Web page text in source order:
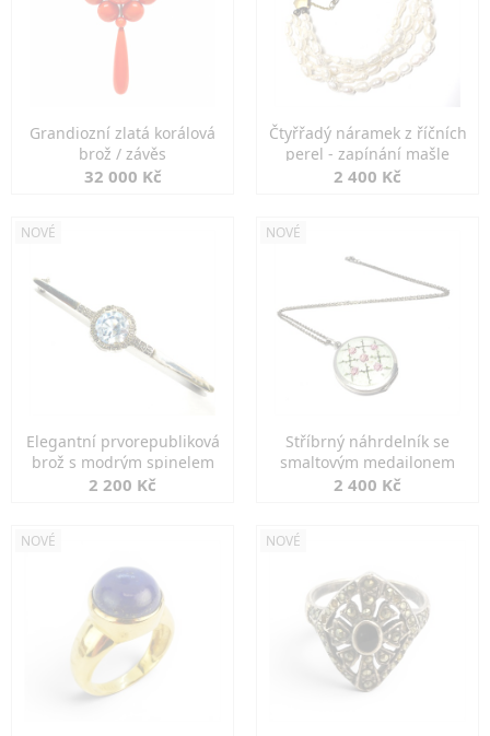
Grandiozní zlatá korálová
brož / závěs
32 000 Kč
Čtyřřadý náramek z říčních
perel - zapínání mašle
2 400 Kč
NOVÉ
Elegantní prvorepubliková
brož s modrým spinelem
2 200 Kč
NOVÉ
Stříbrný náhrdelník se
smaltovým medailonem
2 400 Kč
NOVÉ NOVÉ